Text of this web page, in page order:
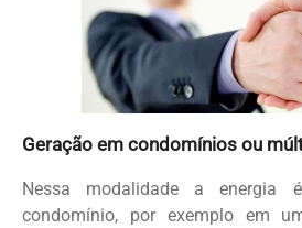
Geração em condomínios ou
Nessa modalidade a energia
condomínio, por exemplo em